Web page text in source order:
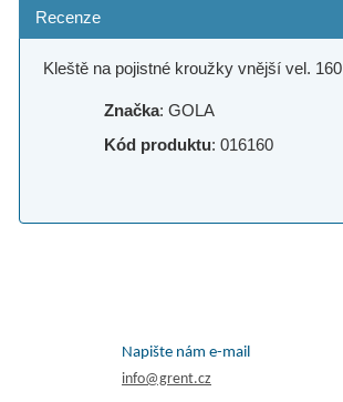
Recenze
Kleště na pojistné kroužky vnější vel. 160
Značka: GOLA
Kód produktu: 016160
Napište nám e-mail
info@grent.cz